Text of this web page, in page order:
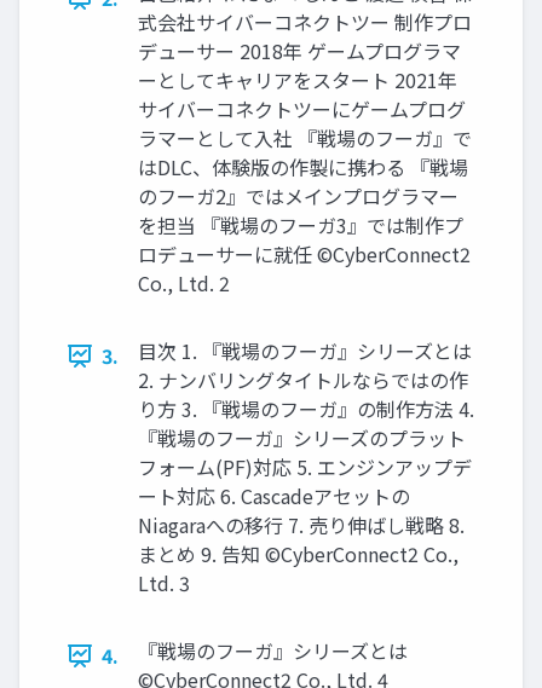
式会社サイバーコネクトツー 制作プロ
デューサー 2018年 ゲームプログラマ
ーとしてキャリアをスタート 2021年
サイバーコネクトツーにゲームプログ
ラマーとして入社 『戦場のフーガ』で
はDLC、体験版の作製に携わる 『戦場
のフーガ2』ではメインプログラマー
を担当 『戦場のフーガ3』では制作プ
ロデューサーに就任 ©CyberConnect2
Co., Ltd. 2
3.
目次 1. 『戦場のフーガ』シリーズとは
2. ナンバリングタイトルならではの作
り方 3. 『戦場のフーガ』の制作方法 4.
『戦場のフーガ』シリーズのプラット
フォーム(PF)対応 5. エンジンアップデ
ート対応 6. Cascadeアセットの
Niagaraへの移行 7. 売り伸ばし戦略 8.
まとめ 9. 告知 ©CyberConnect2 Co.,
Ltd. 3
4.
『戦場のフーガ』シリーズとは
©CyberConnect2 Co., Ltd. 4